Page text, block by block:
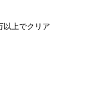
以上でクリア